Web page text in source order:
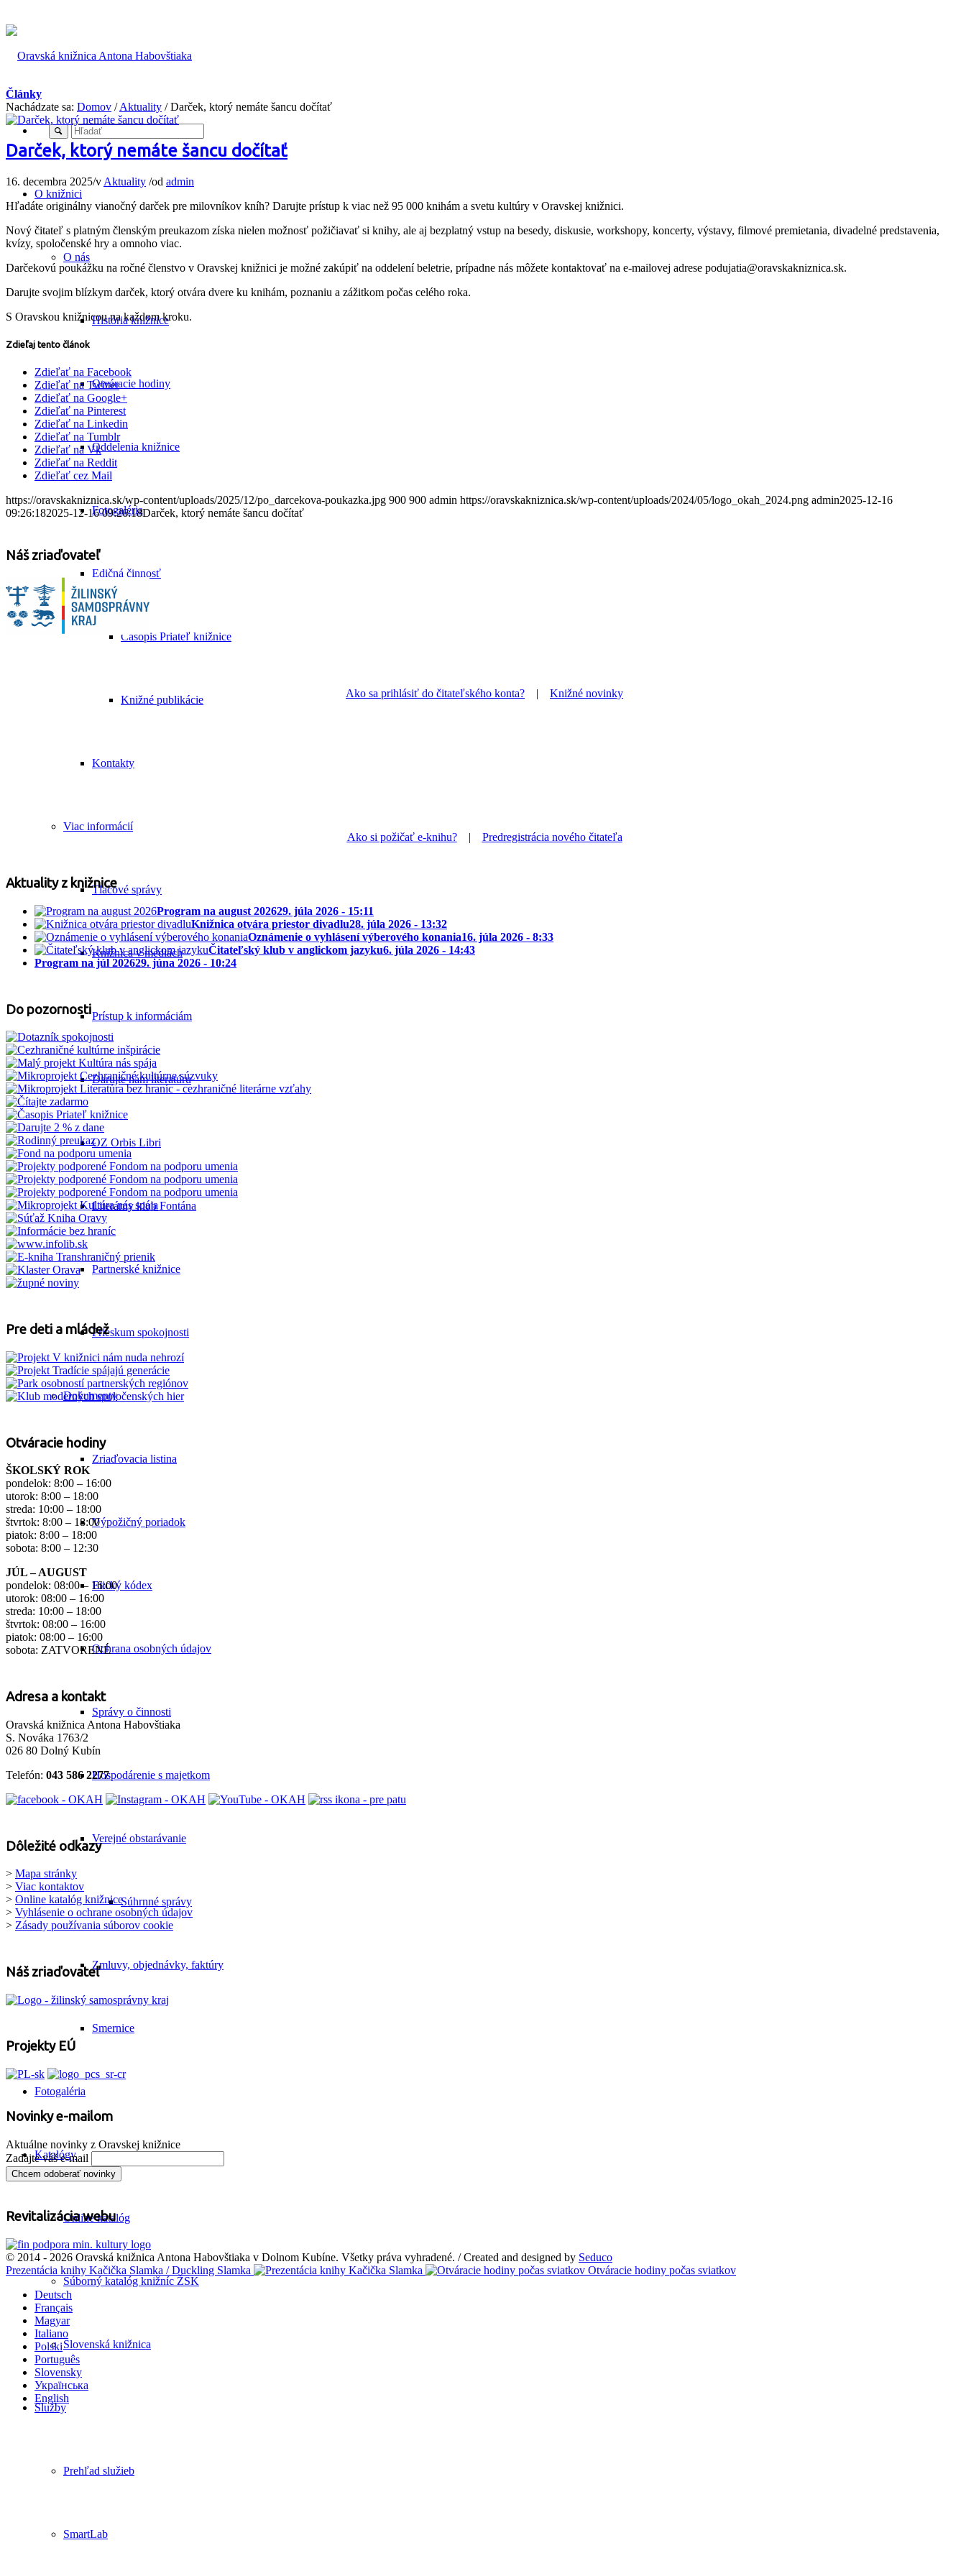
O knižnici
O nás
História knižnice
Otváracie hodiny
Oddelenia knižnice
Fotogaléria
Edičná činnosť
Časopis Priateľ knižnice
Knižné publikácie
Kontakty
Viac informácií
Tlačové správy
Knižnica v médiách
Prístup k informáciám
Darujte nám literatúru
OZ Orbis Libri
Literárny klub Fontána
Partnerské knižnice
Prieskum spokojnosti
Dokumenty
Zriaďovacia listina
Výpožičný poriadok
Etický kódex
Ochrana osobných údajov
Správy o činnosti
Hospodárenie s majetkom
Verejné obstarávanie
Súhrnné správy
Zmluvy, objednávky, faktúry
Smernice
Fotogaléria
Katalógy
Online katalóg
Súborný katalóg knižníc ŽSK
Slovenská knižnica
Služby
Prehľad služieb
SmartLab
Články
Nachádzate sa: Domov / Aktuality / Darček, ktorý nemáte šancu dočítať
Darček, ktorý nemáte šancu dočítať
16. decembra 2025/v Aktuality /od admin
Hľadáte originálny vianočný darček pre milovníkov kníh? Darujte prístup k viac než 95 000 knihám a svetu kultúry v Oravskej knižnici.
Nový čitateľ s platným členským preukazom získa nielen možnosť požičiavať si knihy, ale aj bezplatný vstup na besedy, diskusie, workshopy, koncerty, výstavy, filmové premietania, divadelné predstavenia,
kvízy, spoločenské hry a omnoho viac.
Darčekovú poukážku na ročné členstvo v Oravskej knižnici je možné zakúpiť na oddelení beletrie, prípadne nás môžete kontaktovať na e-mailovej adrese podujatia@oravskakniznica.sk.
Darujte svojim blízkym darček, ktorý otvára dvere ku knihám, poznaniu a zážitkom počas celého roka.
S Oravskou knižnicou na každom kroku.
Zdieľaj tento článok
Zdieľať na Facebook
Zdieľať na Twitter
Zdieľať na Google+
Zdieľať na Pinterest
Zdieľať na Linkedin
Zdieľať na Tumblr
Zdieľať na Vk
Zdieľať na Reddit
Zdieľať cez Mail
https://oravskakniznica.sk/wp-content/uploads/2025/12/po_darcekova-poukazka.jpg 900 900 admin https://oravskakniznica.sk/wp-content/uploads/2024/05/logo_okah_2024.png admin2025-12-16
09:26:182025-12-16 09:26:18Darček, ktorý nemáte šancu dočítať
Náš zriaďovateľ
Ako sa prihlásiť do čitateľského konta? | Knižné novinky
Ako si požičať e-knihu?| Predregistrácia nového čitateľa
Aktuality z knižnice
Program na august 202629. júla 2026 - 15:11
Knižnica otvára priestor divadlu28. júla 2026 - 13:32
Oznámenie o vyhlásení výberového konania16. júla 2026 - 8:33
Čitateľský klub v anglickom jazyku6. júla 2026 - 14:43
Program na júl 202629. júna 2026 - 10:24
Do pozornosti
Pre deti a mládež
Otváracie hodiny
ŠKOLSKÝ ROK
pondelok: 8:00 – 16:00
utorok: 8:00 – 18:00
streda: 10:00 – 18:00
štvrtok: 8:00 – 18:00
piatok: 8:00 – 18:00
sobota: 8:00 – 12:30
JÚL – AUGUST
pondelok: 08:00 – 16:00
utorok: 08:00 – 16:00
streda: 10:00 – 18:00
štvrtok: 08:00 – 16:00
piatok: 08:00 – 16:00
sobota: ZATVORENÉ
Adresa a kontakt
Oravská knižnica Antona Habovštiaka
S. Nováka 1763/2
026 80 Dolný Kubín
Telefón: 043 586 2277
Dôležité odkazy
> Mapa stránky
> Viac kontaktov
> Online katalóg knižnice
> Vyhlásenie o ochrane osobných údajov
> Zásady používania súborov cookie
Náš zriaďovateľ
Projekty EÚ
Novinky e-mailom
Aktuálne novinky z Oravskej knižnice
Zadajte váš e-mail
Revitalizácia webu
© 2014 - 2026 Oravská knižnica Antona Habovštiaka v Dolnom Kubíne. Všetky práva vyhradené. / Created and designed by Seduco
Prezentácia knihy Kačička Slamka / Duckling Slamka
Otváracie hodiny počas sviatkov
Deutsch
Français
Magyar
Italiano
Polski
Português
Slovensky
Українська
English